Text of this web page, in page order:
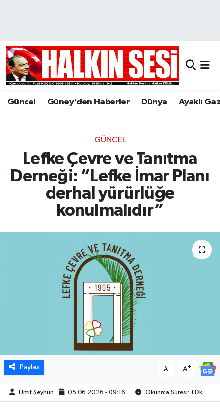
Güncel Güney'den Haberler Dünya Ayaklı
GÜNCEL
Lefke Çevre ve Tanıtma
Derneği: “Lefke İmar Planı
derhal yürürlüğe
konulmalıdır”
Paylaş A- A+
Ümit Şeyhun 05.06.2026 - 09:16 Okunma Süresi: 1 Dk
Hava Durumu
Trafik Durumu
Son Dakika Haberleri
Haber Arşivi